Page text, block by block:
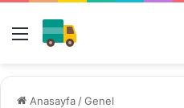
Menü
Anasayfa /Genel